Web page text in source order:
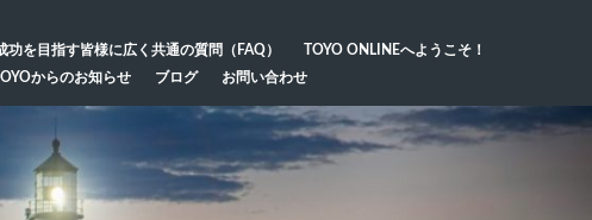
功を目指す皆様に広く共通の質問（FAQ）
TOYO ONLINEへようこそ！
からのお知らせ ブログ お問い合わせ